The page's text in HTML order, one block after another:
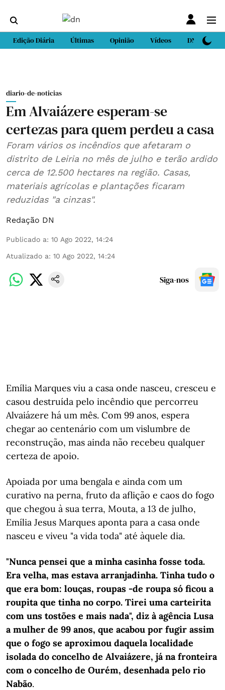
Edição Diária Últimas Opinião Vídeos DN Sport
diario-de-noticias
Em Alvaiázere esperam-se
certezas para quem perdeu a casa
Foram vários os incêndios que afetaram o
distrito de Leiria no mês de julho e terão ardido
cerca de 12.500 hectares na região. Casas,
materiais agrícolas e plantações ficaram
reduzidas "a cinzas".
Redação DN
Publicado a: 10 Ago 2022, 14:24
Atualizado a: 10 Ago 2022, 14:24
Siga-nos
Emília Marques viu a casa onde nasceu, cresceu e
casou destruída pelo incêndio que percorreu
Alvaiázere há um mês. Com 99 anos, espera
chegar ao centenário com um vislumbre de
reconstrução, mas ainda não recebeu qualquer
certeza de apoio.
Apoiada por uma bengala e ainda com um
curativo na perna, fruto da aflição e caos do fogo
que chegou à sua terra, Mouta, a 13 de julho,
Emília Jesus Marques aponta para a casa onde
nasceu e viveu "a vida toda" até àquele dia.
"Nunca pensei que a minha casinha fosse toda.
Era velha, mas estava arranjadinha. Tinha tudo o
que era bom: louças, roupas -de roupa só ficou a
roupita que tinha no corpo. Tirei uma carteirita
com uns tostões e mais nada", diz à agência Lusa
a mulher de 99 anos, que acabou por fugir assim
que o fogo se aproximou daquela localidade
isolada do concelho de Alvaiázere, já na fronteira
com o concelho de Ourém, desenhada pelo rio
Nabão.